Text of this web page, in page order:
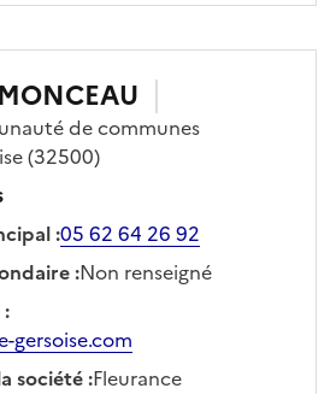
de communes
(32500)
:05 62 64 26 92
:Non renseigné
:
gersoise.com
société:Fleurance